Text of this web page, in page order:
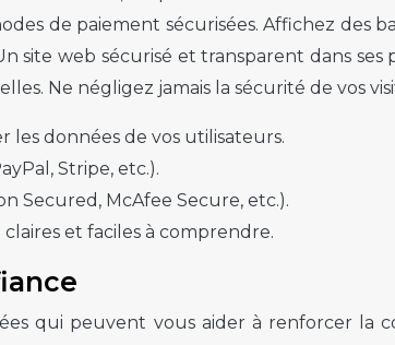
de paiement sécurisées. Affichez des
site web sécurisé et transparent dans
Ne négligez jamais la sécurité de vos
les données de vos utilisateurs.
Stripe, etc.).
Secured, McAfee Secure, etc.).
et faciles à comprendre.
qui peuvent vous aider à renforcer la